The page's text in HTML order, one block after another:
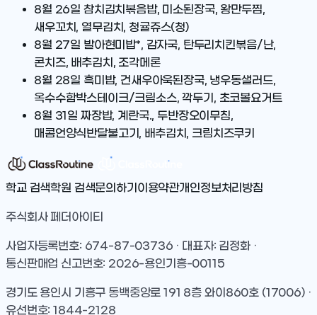
8월 26일 참치김치볶음밥, 미소된장국, 왕만두찜,
새우꼬치, 열무김치, 청귤쥬스(청)
8월 27일 발아현미밥*, 감자국, 탄두리치킨볶음/난,
콘치즈, 배추김치, 조각메론
8월 28일 흑미밥, 건새우아욱된장국, 냉우동샐러드,
옥수수함박스테이크/크림소스, 깍두기, 초코볼요거트
8월 31일 짜장밥, 계란국., 두반장오이무침,
매콤언양식반달불고기, 배추김치, 크림치즈쿠키
학교 검색학원 검색문의하기 이용약관개인정보처리방침
주식회사 페더아이티
사업자등록번호: 674-87-03736 · 대표자: 김정화 ·
통신판매업 신고번호: 2026-용인기흥-00115
경기도 용인시 기흥구 동백중앙로 191 8층 와이860호 (17006) ·
유선번호: 1844-2128